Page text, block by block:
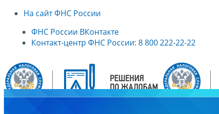
На сайт ФНС России
ФНС России ВКонтакте
Контакт-центр ФНС России: 8 800 222-22-22